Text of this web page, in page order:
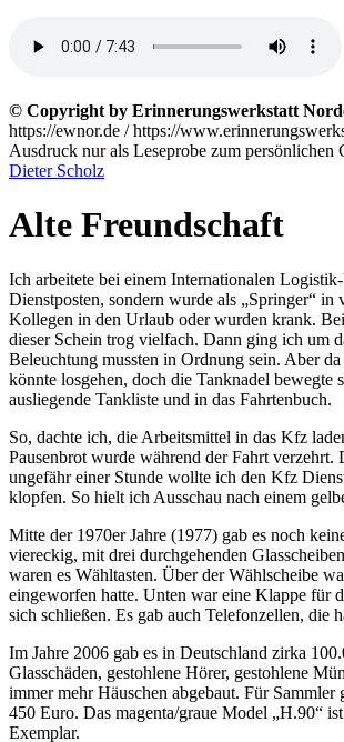
© Copyright by Erinnerungswerkstatt
https://ewnor.de / https://
Ausdruck nur als Leseprobe zum
Dieter Scholz
Alte Freundschaft
Ich arbeitete bei einem Internationalen
Dienstposten, sondern wurde als
Springer
in
Kollegen in den Urlaub oder wurden krank.
dieser Schein trog vielfach. Dann ging ich um
Beleuchtung mussten in Ordnung sein. Aber
könnte losgehen, doch die Tanknadel
ausliegende Tankliste und in das Fahrtenbuch.
So, dachte ich, die Arbeitsmittel in das Kfz
Pausenbrot wurde während der Fahrt
ungefähr einer Stunde wollte ich den Kfz
klopfen. So hielt ich Ausschau nach einem
Mitte der 1970er Jahre (1977) gab es noch
viereckig, mit drei durchgehenden
waren es Wähltasten. Über der Wählscheibe
eingeworfen hatte. Unten war eine Klappe für
sich schließen. Es gab auch Telefonzellen, die
Im Jahre 2006 gab es in Deutschland zirka
Glasschäden, gestohlene Hörer, gestohlene
immer mehr Häuschen abgebaut. Für
450 Euro. Das magenta/graue Model
H.90
Exemplar.